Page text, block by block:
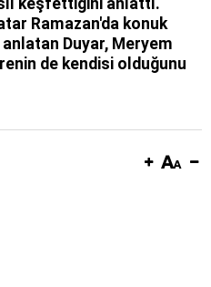
Ramazan'da konuk
anlatan Duyar, Meryem
de kendisi olduğunu